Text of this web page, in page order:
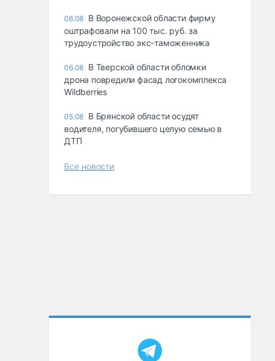
06.08 В Воронежской области фирму
оштрафовали на 100 тыс. руб. за
трудоустройство экс-таможенника
06.08 В Тверской области обломки
дрона повредили фасад логокомплекса
Wildberries
05.08 В Брянской области осудят
водителя, погубившего целую семью в
ДТП
Все новости